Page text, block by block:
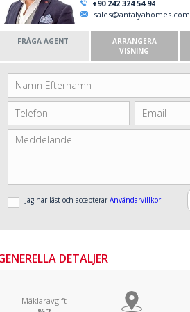
+90 242 324 54 94
sales@antalyahomes.com
FRÅGA AGENT
ARRANGERA
VISNING
Jag har läst och accepterar Användarvillkor.
DETALJER
Mäklaravgift